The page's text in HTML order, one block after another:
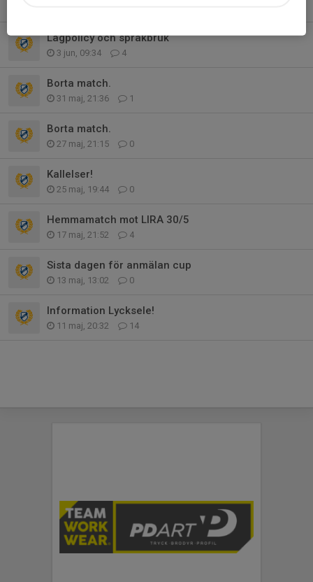
Lagpolicy och språkbruk
3 jun, 09:34 4
Borta match.
31 maj, 21:36 1
Borta match.
27 maj, 21:15 0
Kallelser!
25 maj, 19:44 0
Hemmamatch mot LIRA 30/5
17 maj, 21:52 4
Sista dagen för anmälan cup
13 maj, 13:02 0
Information Lycksele!
11 maj, 20:32 14